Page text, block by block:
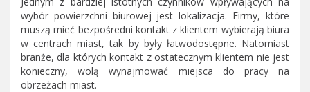
wybór powierzchni biurowej jest lokalizacja. Firmy, które
muszą mieć bezpośredni kontakt z klientem wybierają biura
w centrach miast, tak by były łatwodostępne. Natomiast
branże, dla których kontakt z ostatecznym klientem nie jest
konieczny, wolą wynajmować miejsca do pracy na
obrzeżach miast.